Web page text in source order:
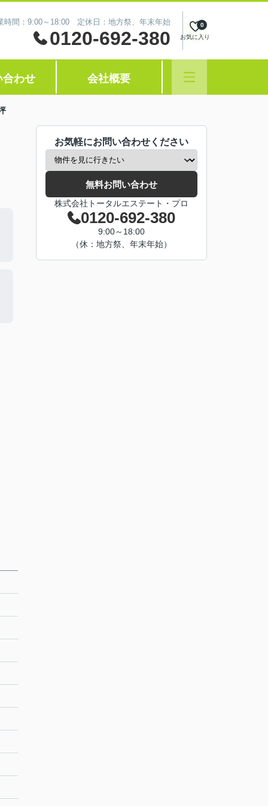
時間：9:00～18:00 定休日：地方祭、年末年始
0120-692-380 お気に入り
0
合わせ 会社概要
お気軽にお問い合わせください
無料お問い合わせ
株式会社トータルエステート・プロ
0120-692-380
9:00～18:00
（休：地方祭、年末年始）